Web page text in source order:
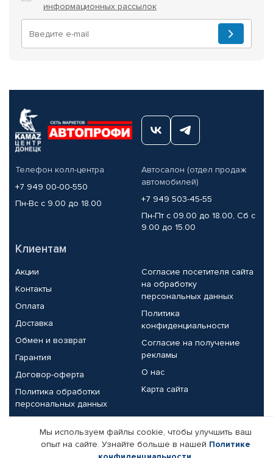
информационных рассылок
Телефон колл-центра
+7 949 00-00-550
Пн-Вс с 9.00 до 18.00
Автосалон (отдел продаж
автомобилей)
+7 949 503-45-55
Пн-Пт с 09.00 до 18.00, Сб с
9.00 до 15.00
Клиентам
Акции
Контакты
Оплата
Доставка
Обмен и возврат
Гарантия
Договор-оферта
Политика обработки
персональных данных
Согласие посетителя сайта
на обработку
персональных данных
Политика
конфиденциальности
Согласие на получение
рекламы
О нас
Карта сайта
Партнерам
Корпоративным клиентам Реквизиты компании
Мы используем файлы cookie, чтобы улучшить ваш
опыт на сайте. Узнайте больше в нашей Политике